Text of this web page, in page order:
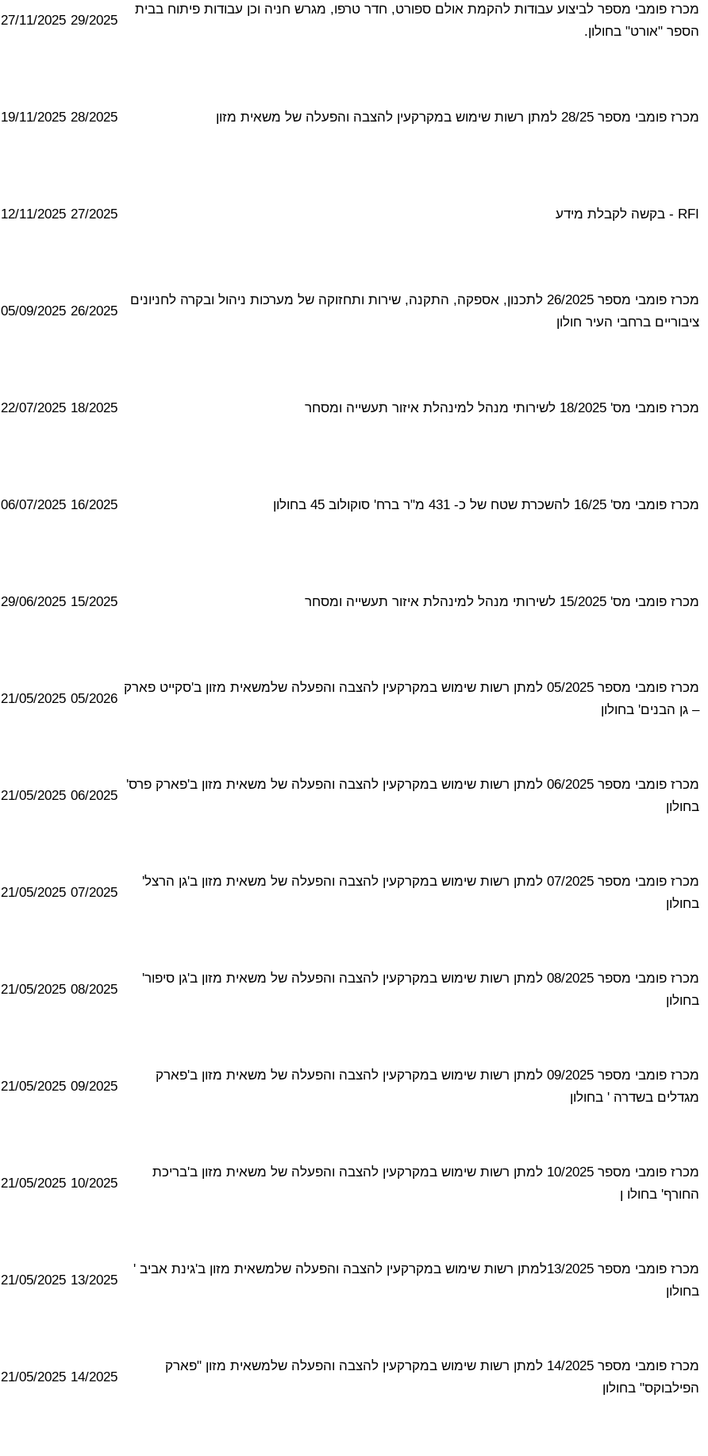
מכרז פומבי מספר לביצוע עבודות להקמת אולם ספורט, חדר טרפו, מגרש חניה וכן עבודות פיתוח בבית
הספר "אורט" בחולון.
29/2025
27/11/2025
מכרז פומבי מספר 28/25 למתן רשות שימוש במקרקעין להצבה והפעלה של משאית מזון 28/2025
19/11/2025
RFI - בקשה לקבלת מידע 27/2025
12/11/2025
מכרז פומבי מספר 26/2025 לתכנון, אספקה, התקנה, שירות ותחזוקה של מערכות ניהול ובקרה לחניונים
ציבוריים ברחבי העיר חולון
26/2025
05/09/2025
מכרז פומבי מס' 18/2025 לשירותי מנהל למינהלת איזור תעשייה ומסחר 18/2025
22/07/2025
מכרז פומבי מס' 16/25 להשכרת שטח של כ- 431 מ"ר ברח' סוקולוב 45 בחולון 16/2025
06/07/2025
מכרז פומבי מס' 15/2025 לשירותי מנהל למינהלת איזור תעשייה ומסחר 15/2025
29/06/2025
מכרז פומבי מספר 05/2025 למתן רשות שימוש במקרקעין להצבה והפעלה שלמשאית מזון ב'סקייט פארק
– גן הבנים' בחולון
05/2026
21/05/2025
מכרז פומבי מספר 06/2025 למתן רשות שימוש במקרקעין להצבה והפעלה של משאית מזון ב'פארק פרס'
בחולון
06/2025
21/05/2025
מכרז פומבי מספר 07/2025 למתן רשות שימוש במקרקעין להצבה והפעלה של משאית מזון ב'גן הרצל'
בחולון
07/2025
21/05/2025
מכרז פומבי מספר 08/2025 למתן רשות שימוש במקרקעין להצבה והפעלה של משאית מזון ב'גן סיפור'
בחולון
08/2025
21/05/2025
מכרז פומבי מספר 09/2025 למתן רשות שימוש במקרקעין להצבה והפעלה של משאית מזון ב'פארק
מגדלים בשדרה ' בחולון
09/2025
21/05/2025
מכרז פומבי מספר 10/2025 למתן רשות שימוש במקרקעין להצבה והפעלה של משאית מזון ב'בריכת
החורף' בחולו ן
10/2025
21/05/2025
מכרז פומבי מספר 13/2025למתן רשות שימוש במקרקעין להצבה והפעלה שלמשאית מזון ב'גינת אביב '
בחולון
13/2025
21/05/2025
מכרז פומבי מספר 14/2025 למתן רשות שימוש במקרקעין להצבה והפעלה שלמשאית מזון "פארק
הפילבוקס" בחולון
14/2025
21/05/2025